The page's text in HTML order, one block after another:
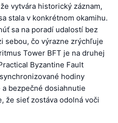
vytvára historický záznam,
stala v konkrétnom okamihu.
sa na poradí udalostí bez
sebou, čo výrazne zrýchľuje
Tower BFT je na druhej
Byzantine Fault
hodiny
bezpečné dosiahnutie
že sieť zostáva odolná voči